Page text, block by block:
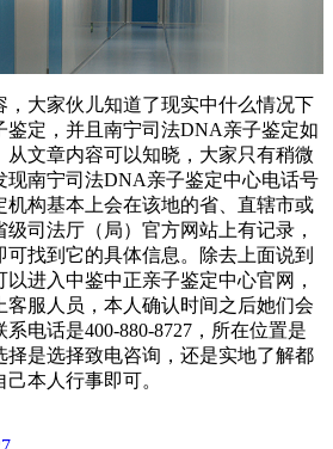
，大家伙儿知道了现实中什么情况下
鉴定，并且南宁司法DNA亲子鉴定如
从文章内容可以知晓，大家只有稍微
现南宁司法DNA亲子鉴定中心电话号
机构基本上会在该地的省、直辖市或
司法厅（局）官方网站上有记录，
可找到它的具体信息。除去上面说到
进入中鉴中正亲子鉴定中心官网，
客服人员，本人确认时间之后她们会
电话是400-880-8727，所在位置是
择是选择致电咨询，还是实地了解都
本人行事即可。